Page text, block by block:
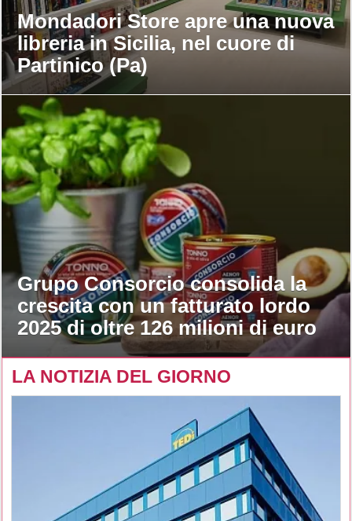
Mondadori Store apre una nuova
libreria in Sicilia, nel cuore di
Partinico (Pa)
Grupo Consorcio consolida la
crescita con un fatturato lordo
2025 di oltre 126 milioni di euro
LA NOTIZIA DEL GIORNO